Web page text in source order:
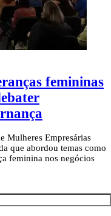
femininas
Mulheres Empresárias
que abordou temas como
feminina nos negócios